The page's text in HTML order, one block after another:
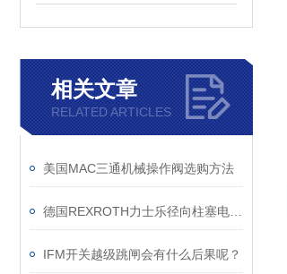
相关文章
RELATED ARTICLES
美国MAC三通机械操作阀选购方法
IFM开关越级跳闸会有什么后果呢？